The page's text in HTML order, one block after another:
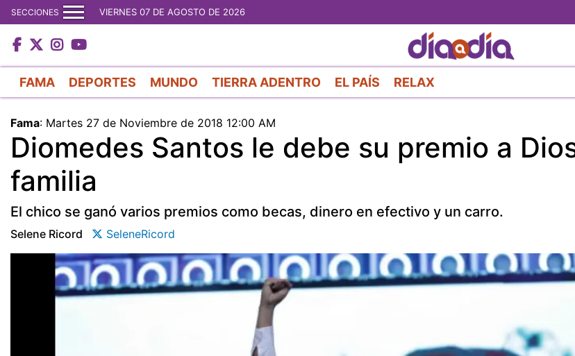
al
contenido
principal
SECCIONES VIERNES 07 DE AGOSTO DE 2026
FAMA DEPORTES MUNDO TIERRA ADENTRO EL PAÍS RELAX
Fama: Martes 27 de Noviembre de 2018 12:00 AM
Diomedes Santos le debe su premio a
familia
El chico se ganó varios premios como becas, dinero en efectivo y un carro.
Selene Ricord SeleneRicord